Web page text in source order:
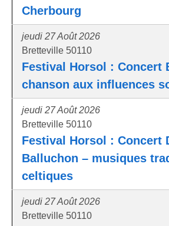
Cherbourg
jeudi 27 Août 2026
Bretteville 50110
Festival Horsol : Concert
chanson aux influences
jeudi 27 Août 2026
Bretteville 50110
Festival Horsol : Concert
Balluchon – musiques
celtiques
jeudi 27 Août 2026
Bretteville 50110